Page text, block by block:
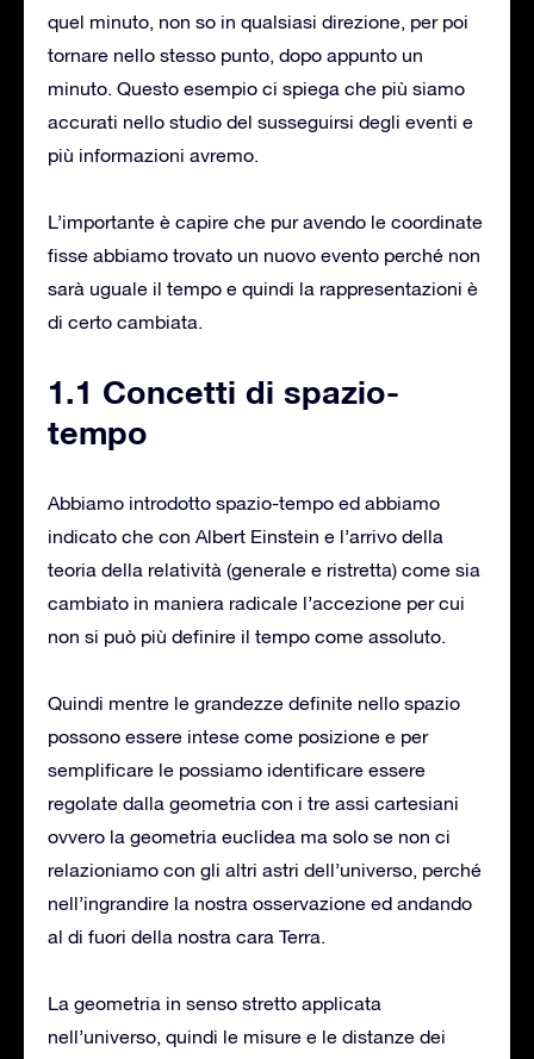
quel minuto, non so in qualsiasi direzione, per poi
tornare nello stesso punto, dopo appunto un
minuto. Questo esempio ci spiega che più siamo
accurati nello studio del susseguirsi degli eventi e
più informazioni avremo.
L’importante è capire che pur avendo le coordinate
fisse abbiamo trovato un nuovo evento perché non
sarà uguale il tempo e quindi la rappresentazioni è
di certo cambiata.
1.1 Concetti di spazio-
tempo
Abbiamo introdotto spazio-tempo ed abbiamo
indicato che con Albert Einstein e l’arrivo della
teoria della relatività (generale e ristretta) come sia
cambiato in maniera radicale l’accezione per cui
non si può più definire il tempo come assoluto.
Quindi mentre le grandezze definite nello spazio
possono essere intese come posizione e per
semplificare le possiamo identificare essere
regolate dalla geometria con i tre assi cartesiani
ovvero la geometria euclidea ma solo se non ci
relazioniamo con gli altri astri dell’universo, perché
nell’ingrandire la nostra osservazione ed andando
al di fuori della nostra cara Terra.
La geometria in senso stretto applicata
nell’universo, quindi le misure e le distanze dei